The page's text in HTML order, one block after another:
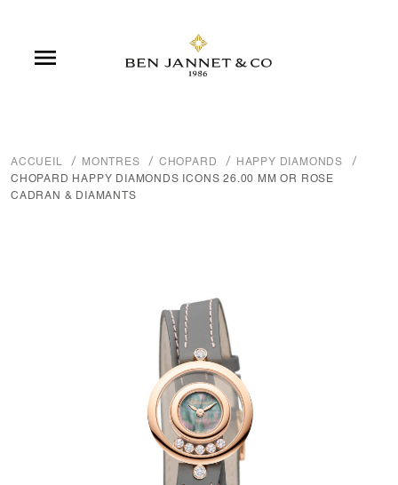

ACCUEIL MONTRES CHOPARD
HAPPY DIAMONDS
CHOPARD HAPPY DIAMONDS ICONS 26.00 MM OR ROSE
CADRAN & DIAMANTS